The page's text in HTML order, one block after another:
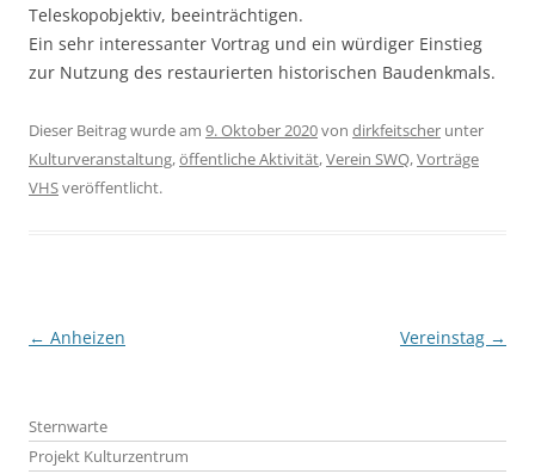
Teleskopobjektiv, beeinträchtigen.
Ein sehr interessanter Vortrag und ein würdiger Einstieg
zur Nutzung des restaurierten historischen Baudenkmals.
Dieser Beitrag wurde am 9. Oktober 2020von dirkfeitscher unter
Kulturveranstaltung,öffentliche Aktivität,Verein SWQ,Vorträge
VHSveröffentlicht.
Beitragsnavigation
← Anheizen Vereinstag →
Sternwarte
Projekt Kulturzentrum